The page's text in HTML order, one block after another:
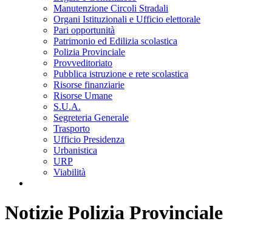
Manutenzione Circoli Stradali
Organi Istituzionali e Ufficio elettorale
Pari opportunità
Patrimonio ed Edilizia scolastica
Polizia Provinciale
Provveditoriato
Pubblica istruzione e rete scolastica
Risorse finanziarie
Risorse Umane
S.U.A.
Segreteria Generale
Trasporto
Ufficio Presidenza
Urbanistica
URP
Viabilità
Notizie Polizia Provinciale